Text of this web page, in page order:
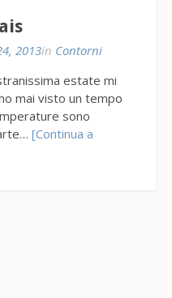
2013in Contorni
estate mi
mai visto un tempo
sono
[Continua a